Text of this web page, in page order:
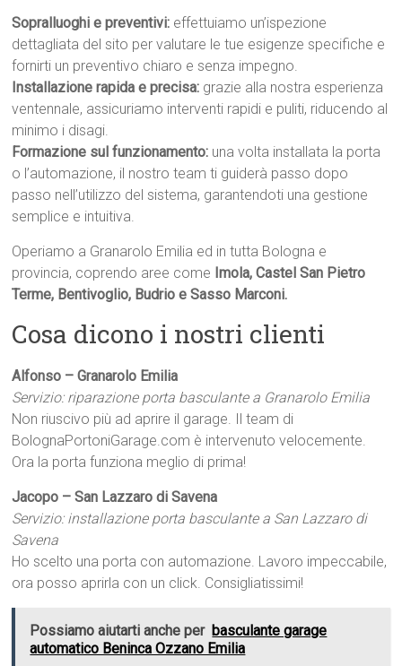
Sopralluoghi e preventivi: effettuiamo un’ispezione
dettagliata del sito per valutare le tue esigenze specifiche e
fornirti un preventivo chiaro e senza impegno.
Installazione rapida e precisa: grazie alla nostra esperienza
ventennale, assicuriamo interventi rapidi e puliti, riducendo al
minimo i disagi.
Formazione sul funzionamento: una volta installata la porta
o l’automazione, il nostro team ti guiderà passo dopo
passo nell’utilizzo del sistema, garantendoti una gestione
semplice e intuitiva.
Operiamo a Granarolo Emilia ed in tutta Bologna e
provincia, coprendo aree come Imola, Castel San Pietro
Terme, Bentivoglio, Budrio e Sasso Marconi.
Cosa dicono i nostri clienti
Alfonso – Granarolo Emilia
Servizio: riparazione porta basculante a Granarolo Emilia
Non riuscivo più ad aprire il garage. Il team di
BolognaPortoniGarage.com è intervenuto velocemente.
Ora la porta funziona meglio di prima!
Jacopo – San Lazzaro di Savena
Servizio: installazione porta basculante a San Lazzaro di
Savena
Ho scelto una porta con automazione. Lavoro impeccabile,
ora posso aprirla con un click. Consigliatissimi!
Possiamo aiutarti anche per basculante garage
automatico Beninca Ozzano Emilia